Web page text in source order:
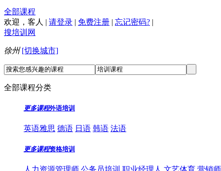
全部课程
欢迎， 客人 | 请登录 | 免费注册 | 忘记密码? |
搜培训网
徐州 [切换城市]
全部课程分类
更多课程外语培训
英语雅思 德语 日语 韩语 法语
更多课程资格培训